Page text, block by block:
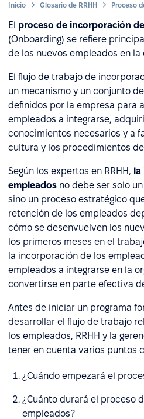
Inicio Glosario de RRHH Proceso
El proceso de incorporación
(Onboarding) se refiere
de los nuevos empleados en la
El flujo de trabajo de
un mecanismo y un conjunto
definidos por la empresa para
empleados a integrarse,
conocimientos necesarios y a
cultura y los procedimientos
Según los expertos en RRHH, la
empleados no debe ser solo
sino un proceso estratégico
retención de los empleados
cómo se desenvuelven los
los primeros meses en el
la incorporación de los
empleados a integrarse en la
convertirse en parte efectiva
Antes de iniciar un programa
desarrollar el flujo de trabajo
los empleados, RRHH y la
tener en cuenta varios puntos
¿Cuándo empezará el
¿Cuánto durará el proceso
empleados?